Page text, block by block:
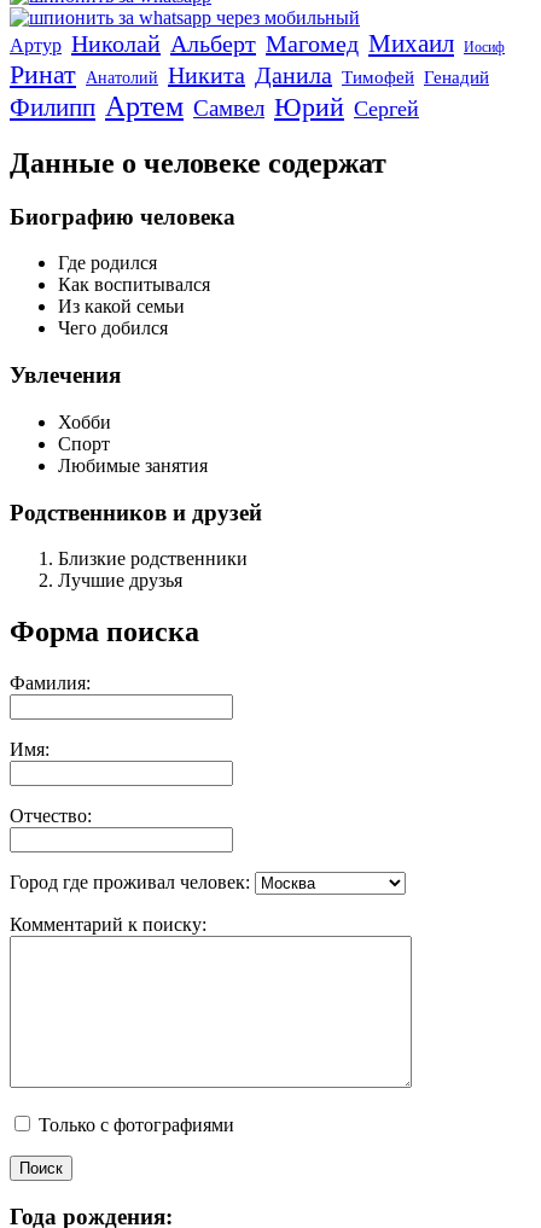
Артур Николай Альберт Магомед Михаил Иосиф
Ринат Анатолий Никита Данила Тимофей Генадий
Филипп Артем Самвел Юрий Сергей
Данные о человеке содержат
Биографию человека
Где родился
Как воспитывался
Из какой семьи
Чего добился
Увлечения
Хобби
Спорт
Любимые занятия
Родственников и друзей
Близкие родственники
Лучшие друзья
Форма поиска
Фамилия:
Имя:
Отчество:
Город где проживал человек:
Комментарий к поиску:
Только с фотографиями
Года рождения: